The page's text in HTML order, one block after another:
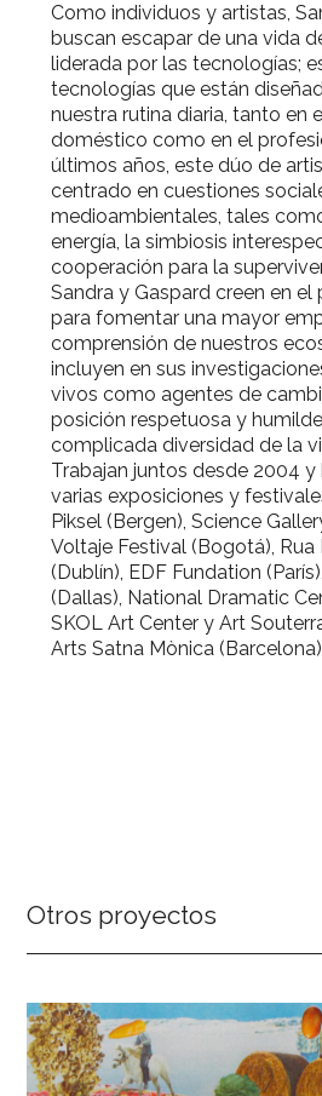
Como individuos y artistas,
buscan escapar de una vida
liderada por las tecnologías;
tecnologías que están
nuestra rutina diaria, tanto en
doméstico como en el
últimos años, este dúo de
centrado en cuestiones
medioambientales, tales
energía, la simbiosis
cooperación para la
Sandra y Gaspard creen en
para fomentar una mayor
comprensión de nuestros
incluyen en sus
vivos como agentes de
posición respetuosa y
complicada diversidad de la
Trabajan juntos desde 2004
varias exposiciones y
Piksel (Bergen), Science
Voltaje Festival (Bogotá), Rua
(Dublín), EDF Fundation
(Dallas), National Dramatic
SKOL Art Center y Art
Arts Satna Mònica
Otros proyectos